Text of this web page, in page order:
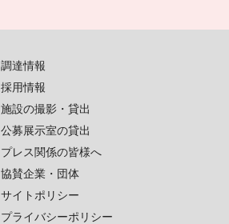
調達情報
採用情報
施設の撮影・貸出
公募展示室の貸出
プレス関係の皆様へ
協賛企業・団体
サイトポリシー
プライバシーポリシー